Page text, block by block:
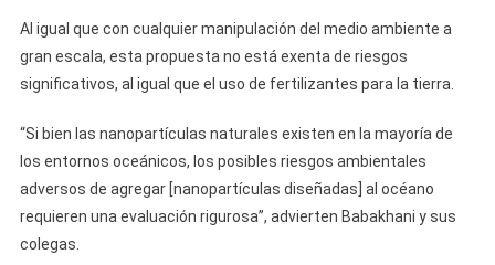
Al igual que con cualquier manipulación del medio ambiente a
gran escala, esta propuesta no está exenta de riesgos
significativos, al igual que el uso de fertilizantes para la tierra.
“Si bien las nanopartículas naturales existen en la mayoría de
los entornos oceánicos, los posibles riesgos ambientales
adversos de agregar [nanopartículas diseñadas] al océano
requieren una evaluación rigurosa”, advierten Babakhani y sus
colegas.